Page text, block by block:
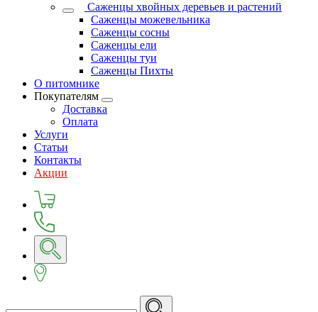
Саженцы хвойных деревьев и растений
Саженцы можевельника
Саженцы сосны
Саженцы ели
Саженцы туи
Саженцы Пихты
О питомнике
Покупателям
Доставка
Оплата
Услуги
Статьи
Контакты
Акции